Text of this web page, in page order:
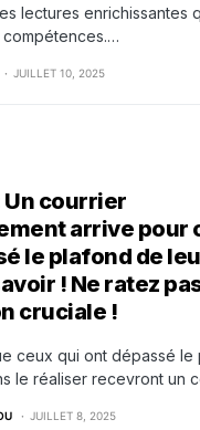
lectures enrichissantes
JUILLET 10, 2025
courrier
arrive pour
le plafond de
! Ne ratez
cruciale !
ceux qui ont dépassé le
le réaliser recevront un
JUILLET 8, 2025